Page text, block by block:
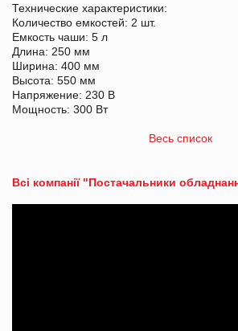
Технические характеристики:
Количество емкостей: 2 шт.
Емкость чаши: 5 л
Длина: 250 мм
Ширина: 400 мм
Высота: 550 мм
Напряжение: 230 В
Мощность: 300 Вт
Весь список
Всі компанії "Постачальники